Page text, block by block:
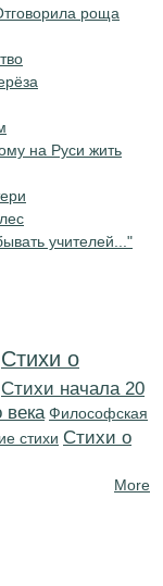
роща
на Руси жить
учителей..."
Стихи о
Cтихи начала 20
века Философская
стихи Стихи о
More